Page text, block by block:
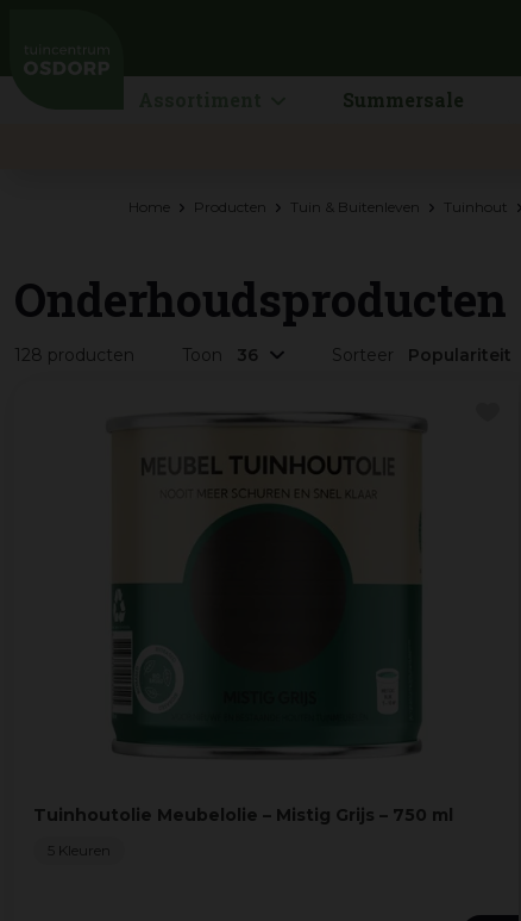
Home Producten Tuin & Buitenleven Tuinhout
Summersale
Onderhoudsproducten
128 producten Toon Sorteer
Tuinhoutolie Meubelolie – Mistig Grijs – 750 ml
5 Kleuren